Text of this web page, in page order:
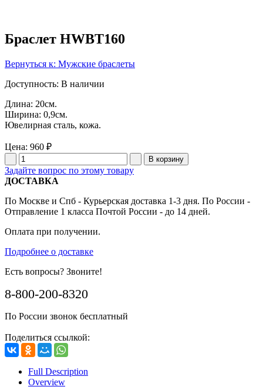
Браслет HWBT160
Вернуться к: Мужские браслеты
Доступность: В наличии
Длина: 20см.
Ширина: 0,9см.
Ювелирная сталь, кожа.
Цена: 960 ₽
Задайте вопрос по этому товару
ДОСТАВКА
По Москве и Спб - Курьерская доставка 1-3 дня. По России -
Отправление 1 класса Почтой России - до 14 дней.
Оплата при получении.
Подробнее о доставке
Есть вопросы? Звоните!
8-800-200-8320
По России звонок бесплатный
Поделиться ссылкой:
Full Description
Overview